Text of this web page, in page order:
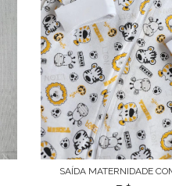
SAÍDA MATERNIDADE